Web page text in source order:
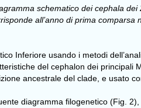
schematico dei cephala
all’anno di prima comparsa
Inferiore usando i metodi
del cephalon dei principali
ancestrale del clade, e usato
diagramma filogenetico (Fig.